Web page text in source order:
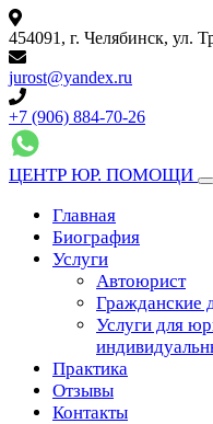
454091, г. Челябинск, ул.
jurost@yandex.ru
+7 (906) 884-70-26
ЦЕНТР ЮР. ПОМОЩИ
Главная
Биография
Услуги
Автоюрист
Гражданские
Услуги для
Практика
Отзывы
Контакты